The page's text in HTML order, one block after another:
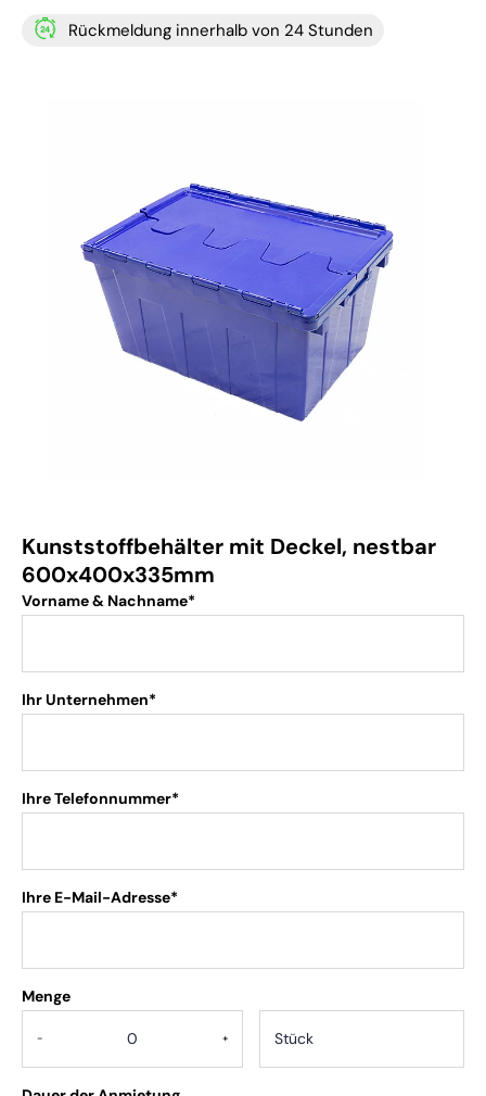
Rückmeldung innerhalb von 24 Stunden
Kunststoffbehälter mit Deckel, nestbar
600x400x335mm
Vorname & Nachname*
Ihr Unternehmen*
Ihre Telefonnummer*
Ihre E-Mail-Adresse*
Menge
- +